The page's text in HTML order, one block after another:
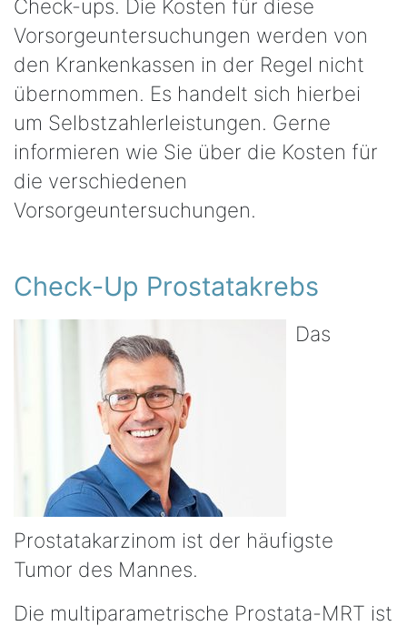
Check-ups. Die Kosten für diese
Vorsorgeuntersuchungen werden von
den Krankenkassen in der Regel nicht
übernommen. Es handelt sich hierbei
um Selbstzahlerleistungen. Gerne
informieren wie Sie über die Kosten für
die verschiedenen
Vorsorgeuntersuchungen.
Check-Up Prostatakrebs
Das
Prostatakarzinom ist der häufigste
Tumor des Mannes.
Die multiparametrische Prostata-MRT ist